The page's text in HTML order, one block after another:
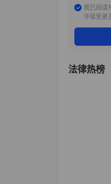
我已阅读
许接受更
法律热榜